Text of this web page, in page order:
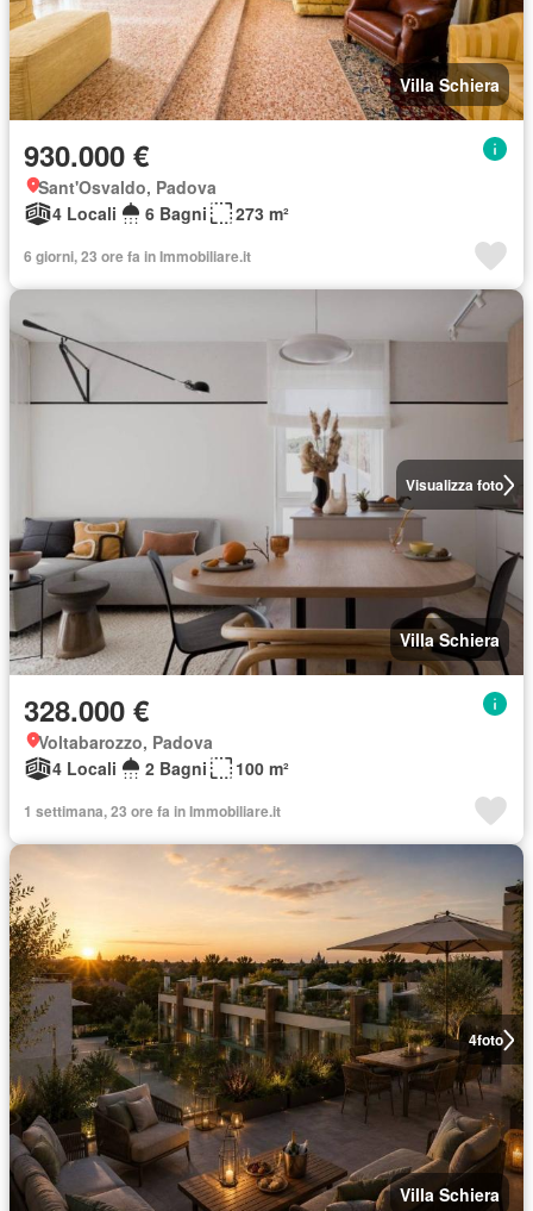
Villa Schiera
930.000 €
Sant'Osvaldo, Padova
4 Locali
6 Bagni 273 m²
6 giorni, 23 ore fa in Immobiliare.it
Visualizza foto
Villa Schiera
328.000 €
Voltabarozzo, Padova
4 Locali
2 Bagni 100 m²
1 settimana, 23 ore fa in Immobiliare.it
4foto
Villa Schiera